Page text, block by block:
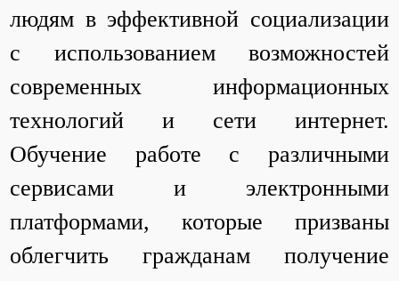
людям в эффективной социализации
с использованием возможностей
современных информационных
технологий и сети интернет.
Обучение работе с различными
сервисами и электронными
платформами, которые призваны
облегчить гражданам получение